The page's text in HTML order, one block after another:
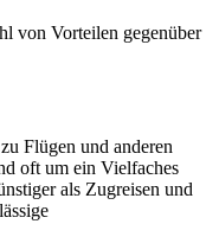
von Vorteilen gegenüber
Flügen und anderen
oft um ein Vielfaches
als Zugreisen und